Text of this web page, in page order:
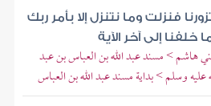
فنزلت وما نتنزل إلا بأمر ربك
خلفنا إلى آخر الآية
هاشم > مسند عبد الله بن العباس بن عبد
وسلم > بداية مسند عبد الله بن العباس